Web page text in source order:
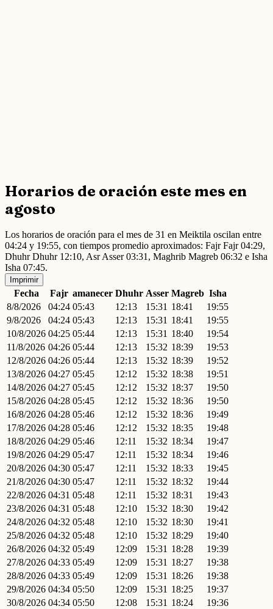
Horarios de oración este mes en
agosto
Los horarios de oración para el mes de 31 en Meiktila oscilan entre
04:24 y 19:55, con tiempos promedio aproximados: Fajr Fajr 04:29,
Dhuhr Dhuhr 12:10, Asr Asser 03:31, Maghrib Magreb 06:32 e Isha
Isha 07:45.
Imprimir
Fecha Fajr amanecer Dhuhr Asser Magreb Isha
8/8/2026
04:24 05:43 12:13 15:31 18:41
19:55
9/8/2026
04:24 05:43 12:13 15:31 18:41
19:55
10/8/2026 04:25 05:44 12:13 15:31 18:40
19:54
11/8/2026 04:26 05:44 12:13 15:32 18:39
19:53
12/8/2026 04:26 05:44 12:13 15:32 18:39
19:52
13/8/2026 04:27 05:45 12:12 15:32 18:38
19:51
14/8/2026 04:27 05:45 12:12 15:32 18:37
19:50
15/8/2026 04:28 05:45 12:12 15:32 18:36
19:50
16/8/2026 04:28 05:46 12:12 15:32 18:36
19:49
17/8/2026 04:28 05:46 12:12 15:32 18:35
19:48
18/8/2026 04:29 05:46 12:11 15:32 18:34
19:47
19/8/2026 04:29 05:47 12:11 15:32 18:34
19:46
20/8/2026 04:30 05:47 12:11 15:32 18:33
19:45
21/8/2026 04:30 05:47 12:11 15:32 18:32
19:44
22/8/2026 04:31 05:48 12:11 15:32 18:31
19:43
23/8/2026 04:31 05:48 12:10 15:32 18:30
19:42
24/8/2026 04:32 05:48 12:10 15:32 18:30
19:41
25/8/2026 04:32 05:48 12:10 15:32 18:29
19:40
26/8/2026 04:32 05:49 12:09 15:31 18:28
19:39
27/8/2026 04:33 05:49 12:09 15:31 18:27
19:38
28/8/2026 04:33 05:49 12:09 15:31 18:26
19:38
29/8/2026 04:34 05:50 12:09 15:31 18:25
19:37
30/8/2026 04:34 05:50 12:08 15:31 18:24
19:36